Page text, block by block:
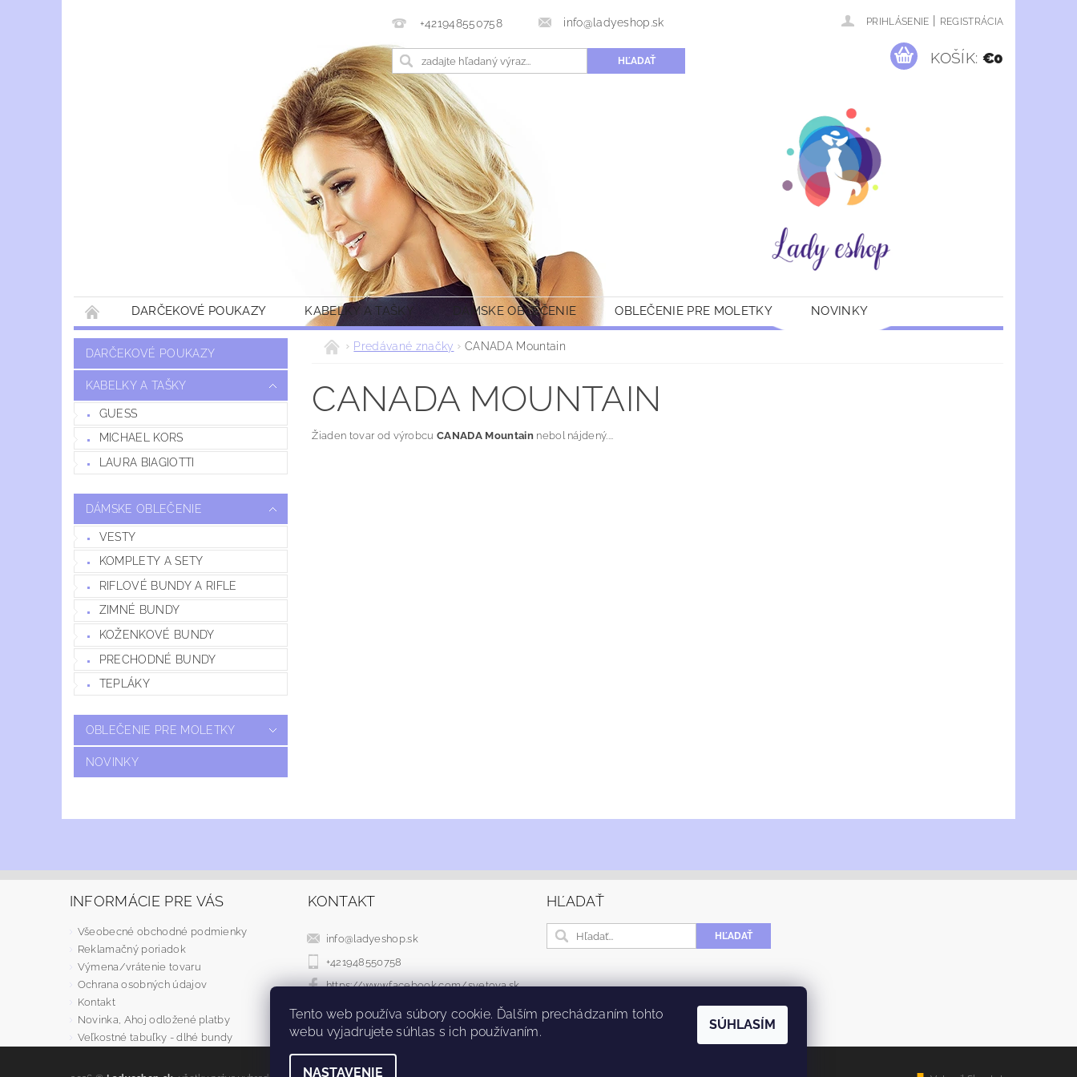
+421948550758 info@ladyeshop.sk PRIHLÁSENIE | REGISTRÁCIA
KOŠÍK: €0
DARČEKOVÉ POUKAZY KABELKY A TAŠKY DÁMSKE OBLEČENIE OBLEČENIE PRE MOLETKY NOVINKY
DARČEKOVÉ POUKAZY
KABELKY A TAŠKY
GUESS
MICHAEL KORS
LAURA BIAGIOTTI
DÁMSKE OBLEČENIE
VESTY
KOMPLETY A SETY
RIFLOVÉ BUNDY A RIFLE
ZIMNÉ BUNDY
KOŽENKOVÉ BUNDY
PRECHODNÉ BUNDY
TEPLÁKY
OBLEČENIE PRE MOLETKY
NOVINKY
Predávané značky CANADA Mountain
CANADA MOUNTAIN
Žiaden tovar od výrobcuCANADA Mountainnebol nájdený....
INFORMÁCIE PRE VÁS
Všeobecné obchodné podmienky
Reklamačný poriadok
Výmena/vrátenie tovaru
Ochrana osobných údajov
Kontakt
Novinka, Ahoj odložené platby
Veľkostné tabuľky - dlhé bundy
KONTAKT
info@ladyeshop.sk
+421948550758
https://www.facebook.com/svetova.sk
HĽADAŤ
Tento web používa súbory cookie. Ďalším prechádzaním tohto
webu vyjadrujete súhlas s ich používaním.
NASTAVENIE
SÚHLASÍM